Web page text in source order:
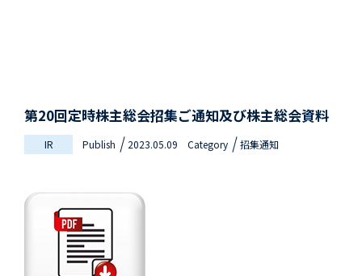
第20回定時株主総会招集ご通知及び株主総会資料
IR Publish 2023.05.09 Category 招集通知